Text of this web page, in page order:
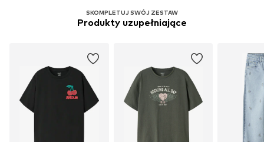
SKOMPLETUJ SWÓJ ZESTAW
Produkty uzupełniające